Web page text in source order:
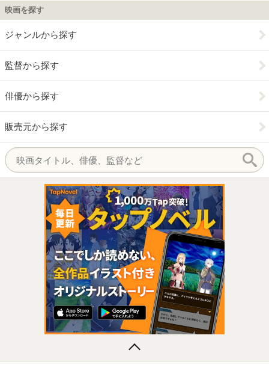
映画を探す
ジャンルから探す
監督から探す
俳優から探す
販売元から探す